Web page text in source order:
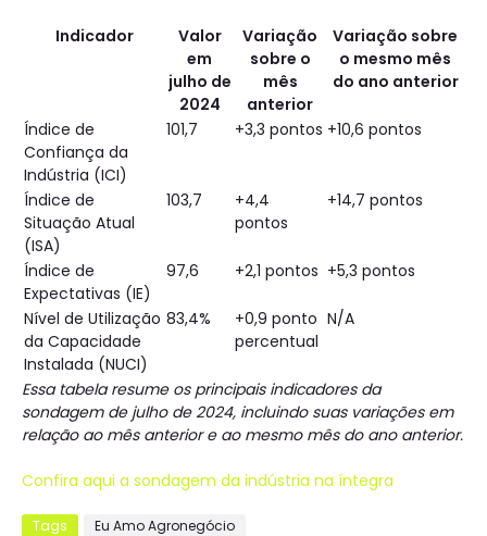
Indicador
Valor
em
julho de
2024
Variação
sobre o
mês
anterior
Variação sobre
o mesmo mês
do ano anterior
Índice de
Confiança da
Indústria (ICI)
101,7 +3,3 pontos +10,6 pontos
Índice de
Situação Atual
(ISA)
103,7
+4,4
pontos
+14,7 pontos
Índice de
Expectativas (IE)
97,6 +2,1 pontos +5,3 pontos
Nível de Utilização
da Capacidade
Instalada (NUCI)
83,4%
+0,9 ponto
percentual
N/A
Essa tabela resume os principais indicadores da
sondagem de julho de 2024, incluindo suas variações em
relação ao mês anterior e ao mesmo mês do ano anterior.
Confira aqui a sondagem da indústria na íntegra
Tags Eu Amo Agronegócio